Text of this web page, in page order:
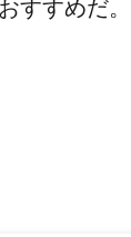
すすめだ。